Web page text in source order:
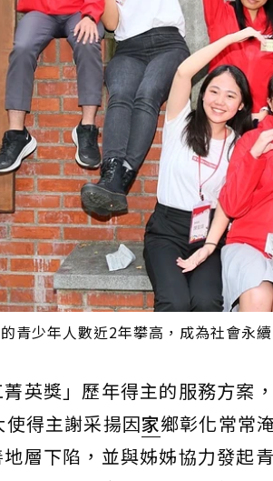
青少年人數近2年攀高，成為社會永
英獎」歷年得主的服務方案
得主謝采揚因家鄉彰化常常
層下陷，並與姊姊協力發起